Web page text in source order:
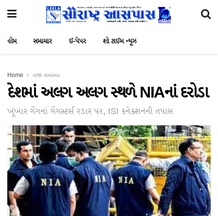
હોમ સમાચાર ઈ-પેપર શો ટાઈમ ન્યૂઝ
Home તાજા સમાચાર
દેશમાં અલગ અલગ સ્થળે NIAનાં દરોડા
ખૂંખાર ગેંગનાં ગેંગસ્ટર્સ રડાર પર, ISI કનેક્શનની તપાસ